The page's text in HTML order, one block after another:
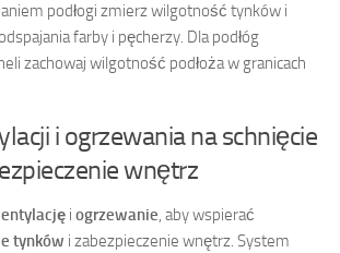
podłogi zmierz wilgotność tynków i
farby i pęcherzy. Dla podłóg
zachowaj wilgotność podłoża w granicach
i ogrzewania na schnięcie
wnętrz
i ogrzewanie , aby wspierać
tynków i zabezpieczenie wnętrz. System